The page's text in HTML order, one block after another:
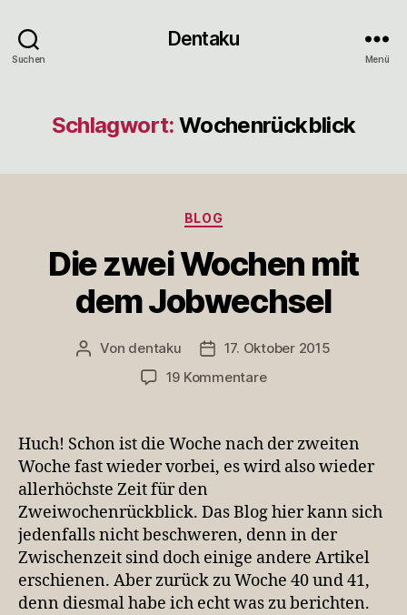
Suchen
Dentaku
Menü
Schlagwort: Wochenrückblick
Kategorien
BLOG
Die zwei Wochen mit
dem Jobwechsel
Beitragsautor
Von dentaku Veröffentlichungsdatum
17. Oktober 2015
19 Kommentarezu
Wochen
mit
dem
Huch! Schon ist die Woche nach der zweiten
Woche fast wieder vorbei, es wird also wieder
allerhöchste Zeit für den
Zweiwochenrückblick. Das Blog hier kann sich
jedenfalls nicht beschweren, denn in der
Zwischenzeit sind doch einige andere Artikel
erschienen. Aber zurück zu Woche 40 und 41,
denn diesmal habe ich echt was zu berichten.